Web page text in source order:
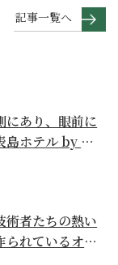
記事一覧へ
にあり、眼前に
島ホテル by 星
術者たちの熱い
られているオー